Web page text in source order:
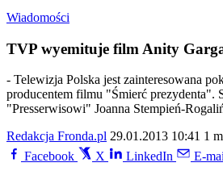
Wiadomości
TVP wyemituje film Anity
- Telewizja Polska jest zainteresowana
producentem filmu "Śmierć prezydenta".
"Presserwisowi" Joanna Stempień-
Redakcja Fronda.pl 29.01.2013 10:41 1
Facebook
X LinkedIn E-